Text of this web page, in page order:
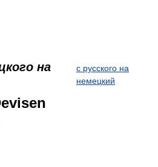
на
с русского на
немецкий